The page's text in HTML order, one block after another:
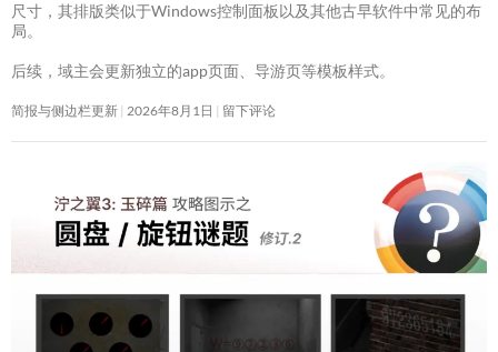
尺寸，其排版类似于Windows控制面板以及其他古早软件中常见的布
局。
后续，域主会更新独立的app页面、导游页等模板样式。
简报与侧边栏更新 2026年8月1日 留下评论